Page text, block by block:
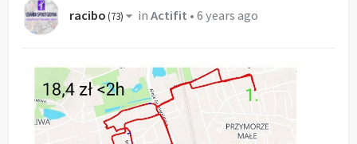
racibo(73) inActifit •6 years ago